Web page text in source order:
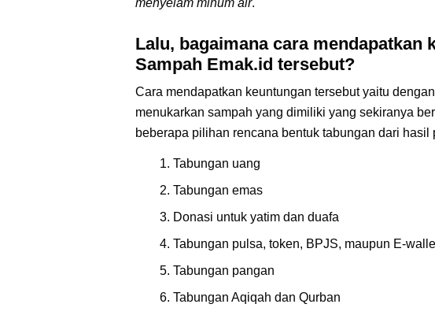
Lalu, bagaimana cara mendapatkan
Sampah Emak.id tersebut?
Cara mendapatkan keuntungan tersebut yaitu
menukarkan sampah yang dimiliki yang sekiranya
beberapa pilihan rencana bentuk tabungan dari
Tabungan uang
Tabungan emas
Donasi untuk yatim dan duafa
Tabungan pulsa, token, BPJS, maupun E-
Tabungan pangan
Tabungan Aqiqah dan Qurban